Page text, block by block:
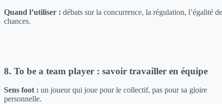
Quand l’utiliser : débats sur la concurrence, la régulation, l’égalité
chances.
8. To be a team player : savoir travailler en équipe
Sens foot : un joueur qui joue pour le collectif, pas pour sa gloire
personnelle.